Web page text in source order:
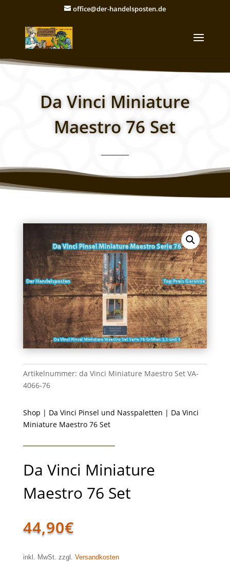
office@der-handelsposten.de
Da Vinci Miniature
Maestro 76 Set
Artikelnummer: da Vinci Miniature Maestro Set VA-
4066-76
Shop | Da Vinci Pinsel und Nasspaletten | Da Vinci
Miniature Maestro 76 Set
Da Vinci Miniature
Maestro 76 Set
44,90€
inkl. MwSt. zzgl. Versandkosten